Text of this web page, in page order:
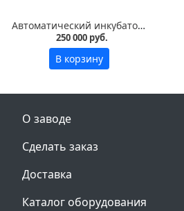
Автоматический инкубатор Vega S30 LED на 3000 яиц
250 000 руб.
В корзину
О заводе
Сделать заказ
Доставка
Каталог оборудования